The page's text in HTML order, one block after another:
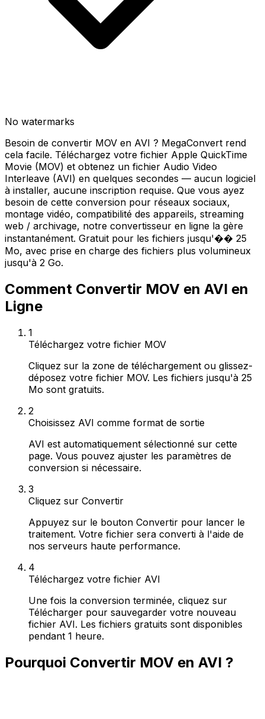
No watermarks
Besoin de convertir MOV en AVI ? MegaConvert rend
cela facile. Téléchargez votre fichier Apple QuickTime
Movie (MOV) et obtenez un fichier Audio Video
Interleave (AVI) en quelques secondes — aucun logiciel
à installer, aucune inscription requise. Que vous ayez
besoin de cette conversion pour réseaux sociaux,
montage vidéo, compatibilité des appareils, streaming
web / archivage, notre convertisseur en ligne la gère
instantanément. Gratuit pour les fichiers jusqu'�� 25
Mo, avec prise en charge des fichiers plus volumineux
jusqu'à 2 Go.
Comment Convertir MOV en AVI en
Ligne
1
Téléchargez votre fichier MOV
Cliquez sur la zone de téléchargement ou glissez-
déposez votre fichier MOV. Les fichiers jusqu'à 25
Mo sont gratuits.
2
Choisissez AVI comme format de sortie
AVI est automatiquement sélectionné sur cette
page. Vous pouvez ajuster les paramètres de
conversion si nécessaire.
3
Cliquez sur Convertir
Appuyez sur le bouton Convertir pour lancer le
traitement. Votre fichier sera converti à l'aide de
nos serveurs haute performance.
4
Téléchargez votre fichier AVI
Une fois la conversion terminée, cliquez sur
Télécharger pour sauvegarder votre nouveau
fichier AVI. Les fichiers gratuits sont disponibles
pendant 1 heure.
Pourquoi Convertir MOV en AVI ?